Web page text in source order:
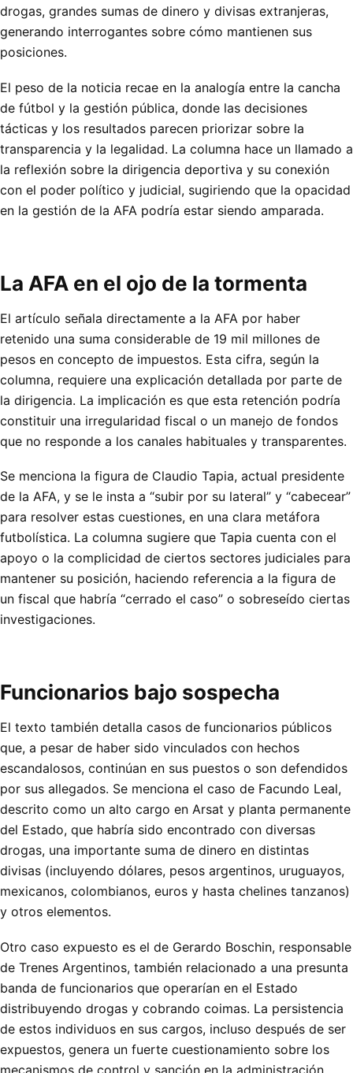
drogas, grandes sumas de dinero y divisas extranjeras,
generando interrogantes sobre cómo mantienen sus
posiciones.
El peso de la noticia recae en la analogía entre la cancha
de fútbol y la gestión pública, donde las decisiones
tácticas y los resultados parecen priorizar sobre la
transparencia y la legalidad. La columna hace un llamado a
la reflexión sobre la dirigencia deportiva y su conexión
con el poder político y judicial, sugiriendo que la opacidad
en la gestión de la AFA podría estar siendo amparada.
La AFA en el ojo de la tormenta
El artículo señala directamente a la AFA por haber
retenido una suma considerable de 19 mil millones de
pesos en concepto de impuestos. Esta cifra, según la
columna, requiere una explicación detallada por parte de
la dirigencia. La implicación es que esta retención podría
constituir una irregularidad fiscal o un manejo de fondos
que no responde a los canales habituales y transparentes.
Se menciona la figura de Claudio Tapia, actual presidente
de la AFA, y se le insta a “subir por su lateral” y “cabecear”
para resolver estas cuestiones, en una clara metáfora
futbolística. La columna sugiere que Tapia cuenta con el
apoyo o la complicidad de ciertos sectores judiciales para
mantener su posición, haciendo referencia a la figura de
un fiscal que habría “cerrado el caso” o sobreseído ciertas
investigaciones.
Funcionarios bajo sospecha
El texto también detalla casos de funcionarios públicos
que, a pesar de haber sido vinculados con hechos
escandalosos, continúan en sus puestos o son defendidos
por sus allegados. Se menciona el caso de Facundo Leal,
descrito como un alto cargo en Arsat y planta permanente
del Estado, que habría sido encontrado con diversas
drogas, una importante suma de dinero en distintas
divisas (incluyendo dólares, pesos argentinos, uruguayos,
mexicanos, colombianos, euros y hasta chelines tanzanos)
y otros elementos.
Otro caso expuesto es el de Gerardo Boschin, responsable
de Trenes Argentinos, también relacionado a una presunta
banda de funcionarios que operarían en el Estado
distribuyendo drogas y cobrando coimas. La persistencia
de estos individuos en sus cargos, incluso después de ser
expuestos, genera un fuerte cuestionamiento sobre los
mecanismos de control y sanción en la administración